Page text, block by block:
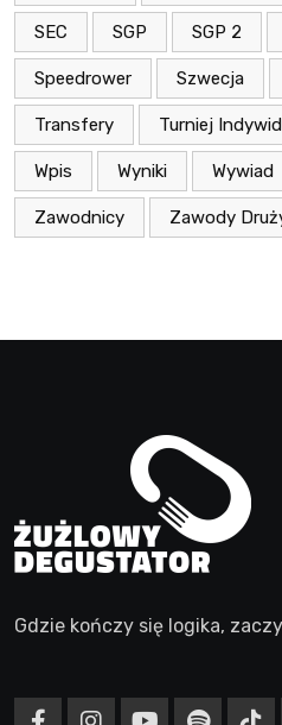
SEC SGP SGP 2
Speedrower Szwecja
Transfery Turniej
Wpis Wyniki Wywiad
Zawodnicy Zawody
Gdzie kończy się logika,